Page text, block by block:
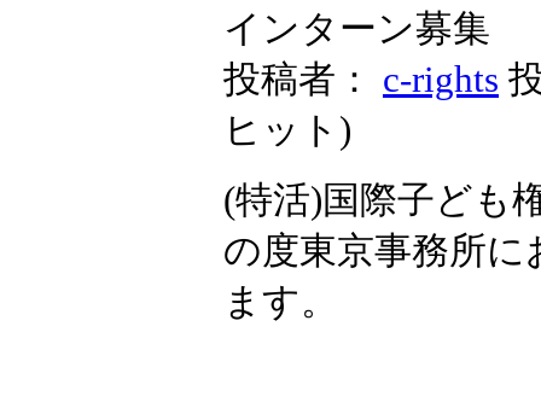
インターン募集
投稿者： c-rights
ヒット )
(特活)国際子ども
の度東京事務所
ます。